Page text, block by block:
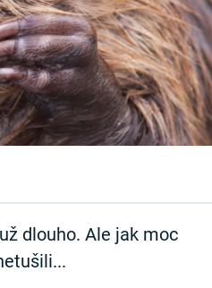
dlouho. Ale jak moc